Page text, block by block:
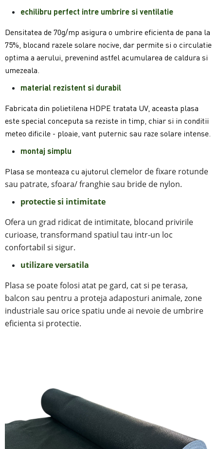
echilibru perfect intre umbrire si ventilatie
Densitatea de 70g/mp asigura o umbrire eficienta de pana la
75%, blocand razele solare nocive, dar permite si o circulatie
optima a aerului, prevenind astfel acumularea de caldura si
umezeala.
material rezistent si durabil
Fabricata din polietilena HDPE tratata UV, aceasta plasa
este special conceputa sa reziste in timp, chiar si in conditii
meteo dificile - ploaie, vant puternic sau raze solare intense.
montaj simplu
Plasa se monteaza cu ajutorul clemelor de fixare rotunde
sau patrate, sfoara/ franghie sau bride de nylon.
protectie si intimitate
Ofera un grad ridicat de intimitate, blocand privirile
curioase, transformand spatiul tau intr-un loc
confortabil si sigur.
utilizare versatila
Plasa se poate folosi atat pe gard, cat si pe terasa,
balcon sau pentru a proteja adaposturi animale, zone
industriale sau orice spatiu unde ai nevoie de umbrire
eficienta si protectie.